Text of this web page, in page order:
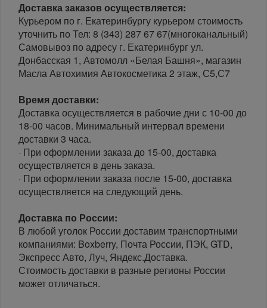
Доставка заказов осуществляется:
Курьером по г. Екатеринбургу курьером стоимость
уточнить по Тел: 8 (343) 287 67 67(многоканальный)
Самовывоз по адресу г. Екатеринбург ул.
Донбасская 1, Автомолл «Белая Башня», магазин
Масла Автохимия Автокосметика 2 этаж, С5,С7
Время доставки:
Доставка осуществляется в рабочие дни с 10-00 до
18-00 часов. Минимальный интервал времени
доставки 3 часа.
· При оформлении заказа до 15-00, доставка
осуществляется в день заказа.
· При оформлении заказа после 15-00, доставка
осуществляется на следующий день.
Доставка по России:
В любой уголок России доставим транспортными
компаниями: Boxberry, Почта России, ПЭК, GTD,
Экспресс Авто, Луч, Яндекс.Доставка.
Стоимость доставки в разные регионы России
может отличаться.